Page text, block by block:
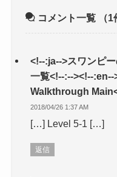
コメント一覧 （1
<!--:ja-->スワンピ
一覧<!--:--><!--
Walkthrough
2018/04/26 1:37 AM
[…] Level 5-1 […]
返信